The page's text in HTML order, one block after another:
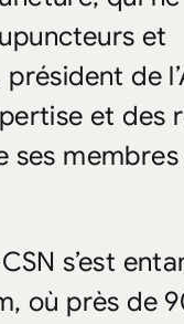
et
de
et des
ses
s’est
où près de